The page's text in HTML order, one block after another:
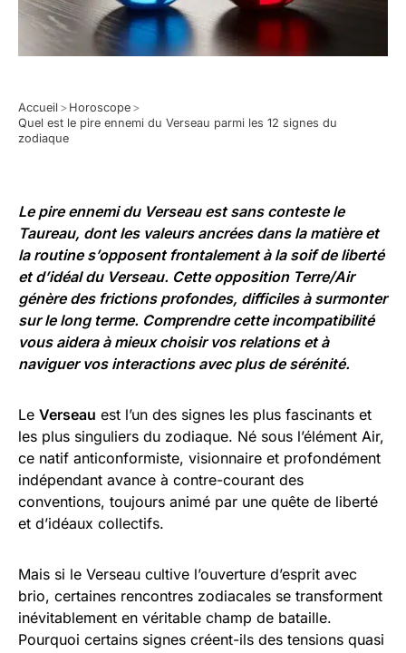
Accueil > Horoscope >
Quel est le pire ennemi du Verseau parmi les 12 signes du
zodiaque
Le pire ennemi du Verseau est sans conteste le
Taureau, dont les valeurs ancrées dans la matière et
la routine s’opposent frontalement à la soif de liberté
et d’idéal du Verseau. Cette opposition Terre/Air
génère des frictions profondes, difficiles à surmonter
sur le long terme. Comprendre cette incompatibilité
vous aidera à mieux choisir vos relations et à
naviguer vos interactions avec plus de sérénité.
Le Verseau est l’un des signes les plus fascinants et
les plus singuliers du zodiaque. Né sous l’élément Air,
ce natif anticonformiste, visionnaire et profondément
indépendant avance à contre-courant des
conventions, toujours animé par une quête de liberté
et d’idéaux collectifs.
Mais si le Verseau cultive l’ouverture d’esprit avec
brio, certaines rencontres zodiacales se transforment
inévitablement en véritable champ de bataille.
Pourquoi certains signes créent-ils des tensions quasi